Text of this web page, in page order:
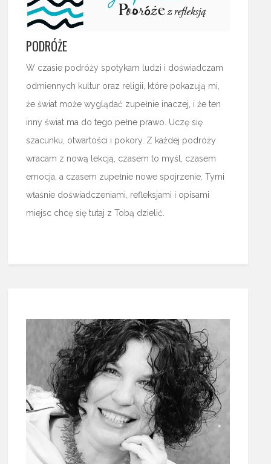
PODRÓŻE
W czasie podróży spotykam ludzi i doświadczam
odmiennych kultur oraz religii, które pokazują mi,
że świat może wyglądać zupełnie inaczej, i że ten
inny świat ma do tego pełne prawo. Uczę się
szacunku, otwartości i pokory. Z każdej podróży
wracam z nową lekcją, czasem to myśl, czasem
emocja, a czasem zupełnie nowe spojrzenie. Tymi
właśnie doświadczeniami, refleksjami i opisami
miejsc chcę się tutaj z Tobą dzielić.